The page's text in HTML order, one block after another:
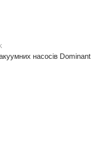
насосів Dominant